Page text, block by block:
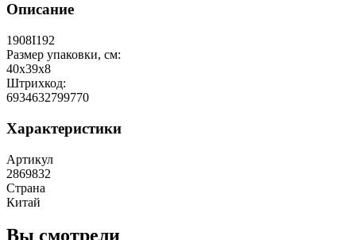
Описание
1908I192
Размер упаковки, см:
40x39x8
Штрихкод:
6934632799770
Характеристики
Артикул
2869832
Страна
Китай
Вы смотрели